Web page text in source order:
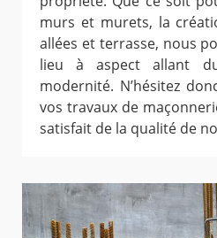
murs et murets, la
allées et terrasse, nous
lieu à aspect allant
modernité. N’hésitez
vos travaux de
satisfait de la qualité de